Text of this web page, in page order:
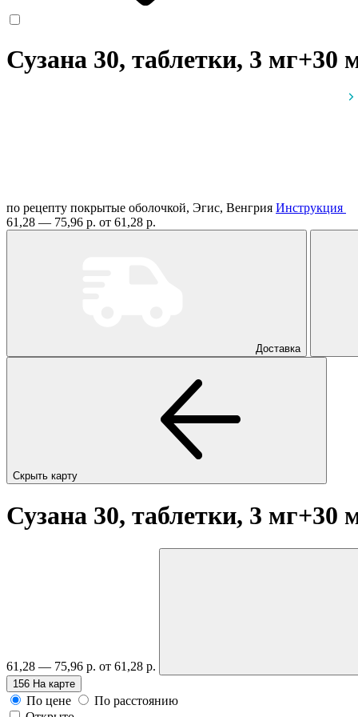
Сузана 30, таблетки, 3 мг+30
по рецепту покрытые оболочкой, Эгис, Венгрия Инструкция
61,28 — 75,96 р. от 61,28 р.
Доставка
Скрыть карту
Сузана 30, таблетки, 3 мг+30
61,28 — 75,96 р. от 61,28 р.
156 На карте
По цене
По расстоянию